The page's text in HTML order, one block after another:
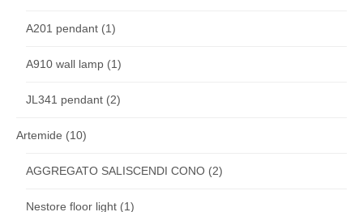
A201 pendant (1)
A910 wall lamp (1)
JL341 pendant (2)
Artemide (10)
AGGREGATO SALISCENDI CONO (2)
Nestore floor light (1)